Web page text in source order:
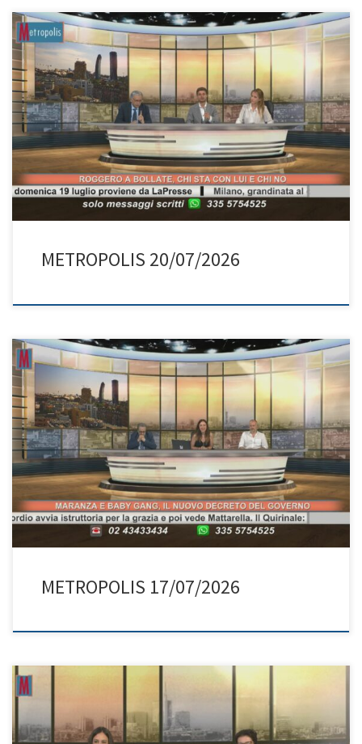
METROPOLIS 20/07/2026
METROPOLIS 17/07/2026